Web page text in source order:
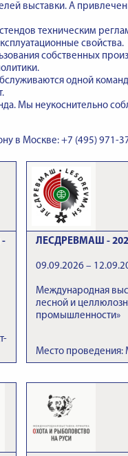
выставки. А
техническим
свойства.
собственных
одной
. Мы неукоснительно
в Москве: +7 (495) 971-
-
ЛЕСДРЕВМАШ -
09.09.2026 –
Международная
лесной и
промышленности»
Место проведения: